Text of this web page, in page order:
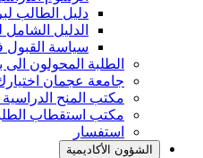
دليل الطالب
الدليل
سياسة القبول
الطلبة المحولون الى
جامعة عجمان
مكتب المنح
مكتب استقطاب
استفسار
الشؤون الأكاديمية